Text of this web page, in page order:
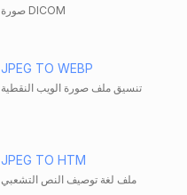
صورة DICOM
JPEG TO WEBP
تنسيق ملف صورة الويب النقطية
JPEG TO HTM
ملف لغة توصيف النص التشعبي